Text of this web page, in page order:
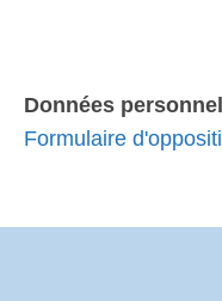
Données
Formulaire